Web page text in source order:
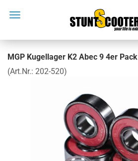
MGP Kugellager K2 Abec 9 4er Pack
(Art.Nr.: 202-520)